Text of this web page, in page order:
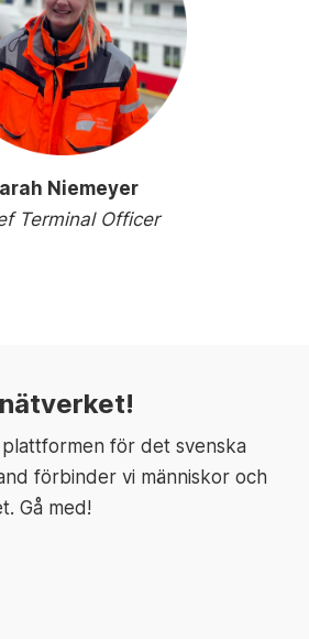
Niemeyer
Terminal Officer
för det svenska
förbinder vi människor och
Gå med!